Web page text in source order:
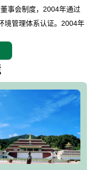
事会制度，2004年通过
境管理体系认证。2004年
有四星级酒店一座。
产清东陵地形墙内，地
“建设全国顶级人生后花
外归侨、国内外知名人士
其主要使用功能；以苍
象。通过墓园建设与造
明、服务周全、环境优
应的极具吸引力的花园